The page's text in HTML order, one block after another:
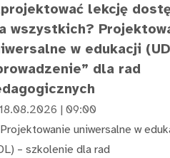
lekcję
wszystkich?
w edukacji
dla rad
| 09:00
Projektowanie uniwersalne w
– szkolenie dla rad